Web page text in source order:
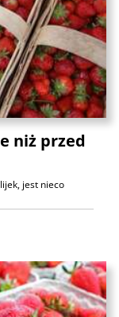
niż przed
jest nieco